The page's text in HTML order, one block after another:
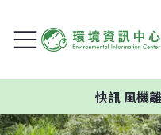
風機離聚落